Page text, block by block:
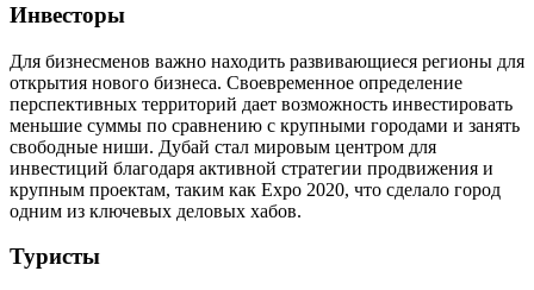
Инвесторы
Для бизнесменов важно находить развивающиеся регионы для
открытия нового бизнеса. Своевременное определение
перспективных территорий дает возможность инвестировать
меньшие суммы по сравнению с крупными городами и занять
свободные ниши. Дубай стал мировым центром для
инвестиций благодаря активной стратегии продвижения и
крупным проектам, таким как Expo 2020, что сделало город
одним из ключевых деловых хабов.
Туристы